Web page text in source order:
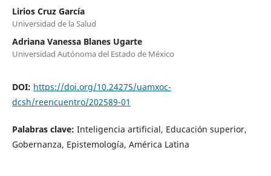
Lirios Cruz García
Universidad de la Salud
Adriana Vanessa Blanes Ugarte
Universidad Autónoma del Estado de México
DOI: https://doi.org/10.24275/uamxoc-
dcsh/reencuentro/202589-01
Palabras clave: Inteligencia artificial, Educación superior,
Gobernanza, Epistemología, América Latina